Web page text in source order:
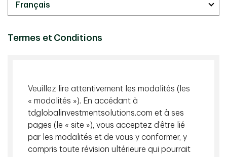
premier trimestre 2026
avril 01 2022 - Lecture de 5 min
La science et les perceptions : voici pourquoi
l’énergie nucléaire devrait faire partie de la
transition écologique
Termes et Conditions
Veuillez lire attentivement les modalités (les
« modalités »). En accédant à
tdglobalinvestmentsolutions.com et à ses
pages (le « site »), vous acceptez d’être lié
par les modalités et de vous y conformer, y
compris toute révision ultérieure qui pourrait